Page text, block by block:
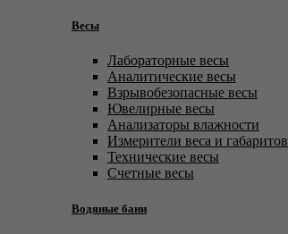
Весы
Лабораторные весы
Аналитические весы
Взрывобезопасные весы
Ювелирные весы
Анализаторы влажности
Измерители веса и габаритов
Технические весы
Счетные весы
Водяные бани